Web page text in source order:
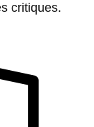
critiques.